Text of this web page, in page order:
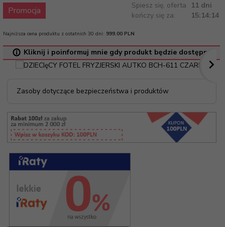
Promocja
Spiesz się, oferta
kończy się za:
11 dni
15:14:14
Najniższa cena produktu z ostatnich 30 dni: 999.00 PLN
Kliknij i poinformuj mnie gdy produkt będzie dostępny
Zasoby dotyczące bezpieczeństwa i produktów